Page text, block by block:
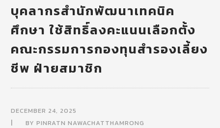
บุคลากรสำนักพัฒนาเทคนิค
ศึกษา ใช้สิทธิ์ลงคะแนนเลือกตั้ง
คณะกรรมการกองทุนสำรองเลี้ยง
ชีพ ฝ่ายสมาชิก
DECEMBER 24, 2025
BYPINRATN NAWACHATTHAMRONG